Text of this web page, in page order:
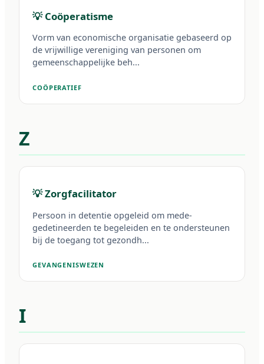
💡 Coöperatisme
Vorm van economische organisatie gebaseerd op
de vrijwillige vereniging van personen om
gemeenschappelijke beh...
COÖPERATIEF
Z
💡 Zorgfacilitator
Persoon in detentie opgeleid om mede-
gedetineerden te begeleiden en te ondersteunen
bij de toegang tot gezondh...
GEVANGENISWEZEN
I